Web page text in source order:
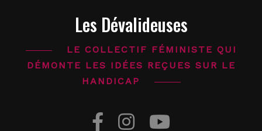
Les Dévalideuses
LE COLLECTIF FÉMINISTE QUI
DÉMONTE LES IDÉES REÇUES SUR LE
HANDICAP